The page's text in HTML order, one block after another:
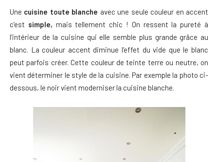
Une cuisine toute blanche avec une seule couleur en accent
c’est simple, mais tellement chic ! On ressent la pureté à
l’intérieur de la cuisine qui elle semble plus grande grâce au
blanc. La couleur accent diminue l’effet du vide que le blanc
peut parfois créer. Cette couleur de teinte terre ou neutre, on
vient déterminer le style de la cuisine. Par exemple la photo ci-
dessous, le noir vient moderniser la cuisine blanche.